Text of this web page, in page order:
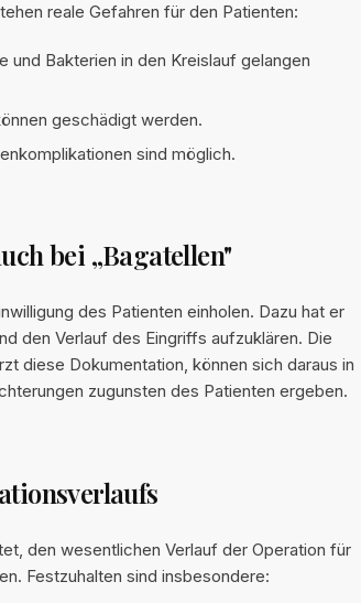
reale Gefahren für den Patienten:
und Bakterien in den Kreislauf gelangen
geschädigt werden.
sind möglich.
bei „Bagatellen"
des Patienten einholen. Dazu hat er
den Verlauf des Eingriffs aufzuklären. Die
diese Dokumentation, können sich daraus in
zugunsten des Patienten ergeben.
den wesentlichen Verlauf der Operation für
Festzuhalten sind insbesondere: